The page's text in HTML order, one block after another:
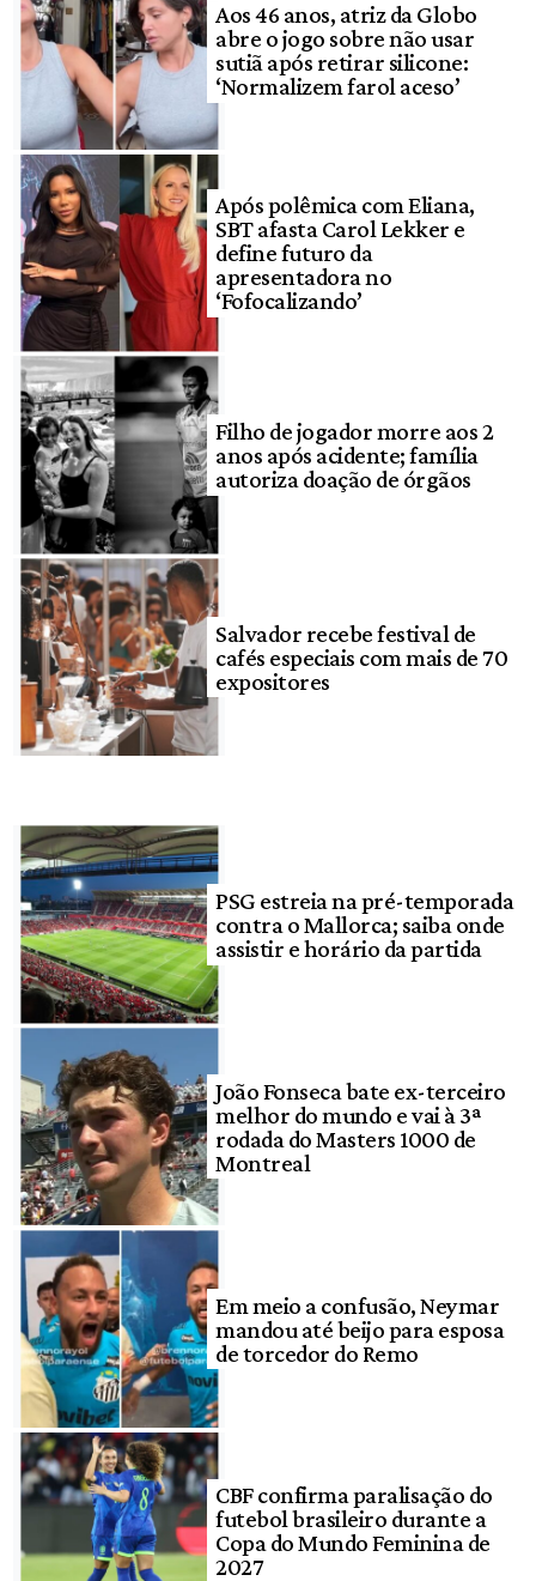
Aos 46 anos, atriz da Globo
abre o jogo sobre não usar
sutiã após retirar silicone:
‘Normalizem farol aceso’
Após polêmica com Eliana,
SBT afasta Carol Lekker e
define futuro da
apresentadora no
‘Fofocalizando’
Filho de jogador morre aos 2
anos após acidente; família
autoriza doação de órgãos
Salvador recebe festival de
cafés especiais com mais de 70
expositores
PSG estreia na pré-temporada
contra o Mallorca; saiba onde
assistir e horário da partida
João Fonseca bate ex-terceiro
melhor do mundo e vai à 3ª
rodada do Masters 1000 de
Montreal
Em meio a confusão, Neymar
mandou até beijo para esposa
de torcedor do Remo
CBF confirma paralisação do
futebol brasileiro durante a
Copa do Mundo Feminina de
2027